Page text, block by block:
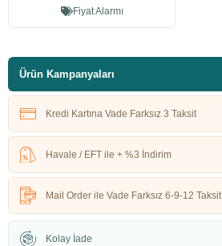
Fiyat Alarmı
Ürün Kampanyaları
Kredi Kartına Vade Farksız 3 Taksit
Havale / EFT ile + %3 İndirim
Mail Order ile Vade Farksız 6-9-12 Taksit
Kolay İade